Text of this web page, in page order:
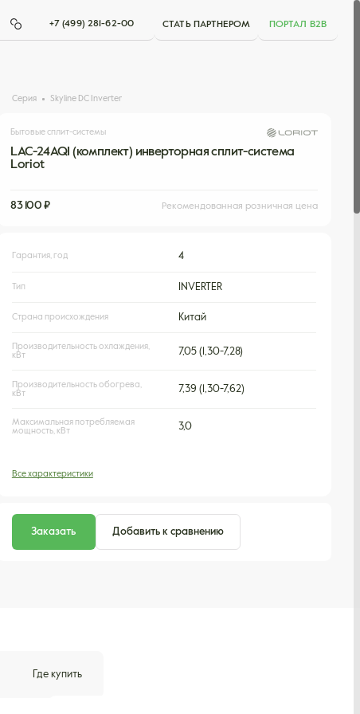
+7 (499) 281-62-00 СТАТЬ ПАРТНЕРОМ ПОРТАЛ B2B
Серия Skyline DC Inverter
Бытовые сплит-системы
LAC-24AQI (комплект) инверторная сплит-система
Loriot
83 100 ₽ Рекомендованная розничная цена
Гарантия, год 4
Тип INVERTER
Страна происхождения Китай
Производительность охлаждения,
кВт
7,05 (1,30-7,28)
Производительность обогрева,
кВт
7,39 (1,30-7,62)
Максимальная потребляемая
мощность, кВт
3,0
Все характеристики
Заказать Добавить к сравнению
Где купить